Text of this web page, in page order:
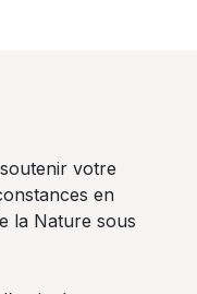
votre
en
la Nature sous